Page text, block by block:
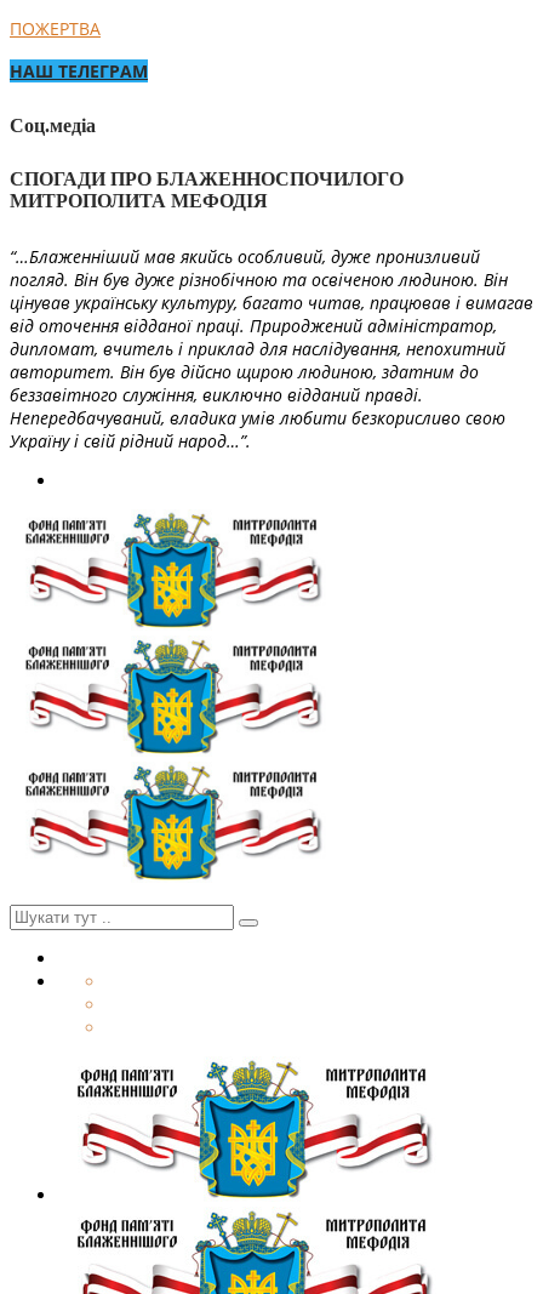
ПОЖЕРТВА
НАШ ТЕЛЕГРАМ
Соц.медіа
СПОГАДИ ПРО БЛАЖЕННОСПОЧИЛОГО
МИТРОПОЛИТА МЕФОДІЯ
“…Блаженніший мав якийсь особливий, дуже пронизливий
погляд. Він був дуже різнобічною та освіченою людиною. Він
цінував українську культуру, багато читав, працював і вимагав
від оточення відданої праці. Природжений адміністратор,
дипломат, вчитель і приклад для наслідування, непохитний
авторитет. Він був дійсно щирою людиною, здатним до
беззавітного служіння, виключно відданий правді.
Непередбачуваний, владика умів любити безкорисливо свою
Україну і свій рідний народ…”.